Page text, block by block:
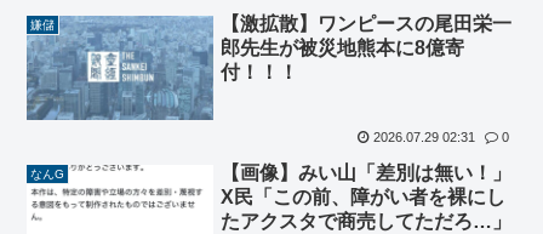
嫌儲
【激拡散】ワンピースの尾田栄一
郎先生が被災地熊本に8億寄
付！！！
2026.07.29 02:31 0
なんG
【画像】みい山「差別は無い！」
X民「この前、障がい者を裸にし
たアクスタで商売してただろ…」